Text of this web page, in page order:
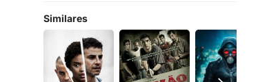
Similares